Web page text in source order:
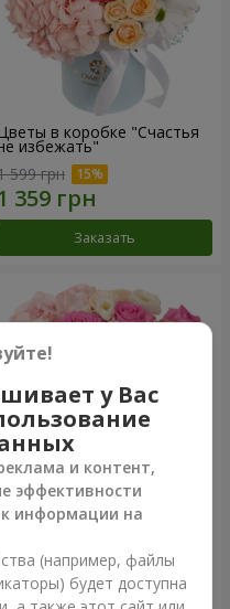
Цветы в коробке "Счастья
избежать"
599 грн
Заказать
Композиция "Barbie"
479 грн
у Вас
и контент,
эффективности
информации на
(например, файлы
будет доступна